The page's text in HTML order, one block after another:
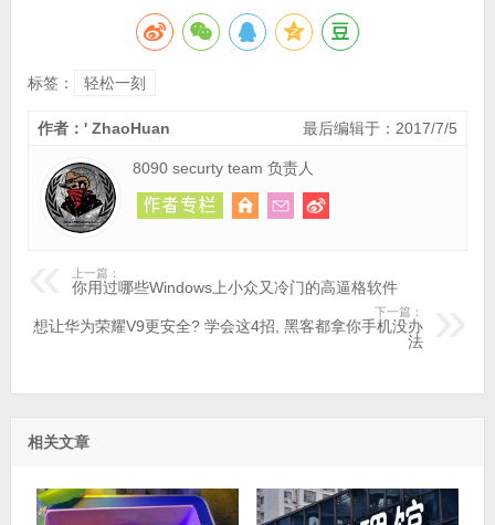
标签： 轻松一刻
最后编辑于：2017/7/5
作者：' ZhaoHuan
8090 securty team 负责人
上一篇：
你用过哪些Windows上小众又冷门的高逼格软件
下一篇：
想让华为荣耀V9更安全? 学会这4招, 黑客都拿你手机没办
法
相关文章